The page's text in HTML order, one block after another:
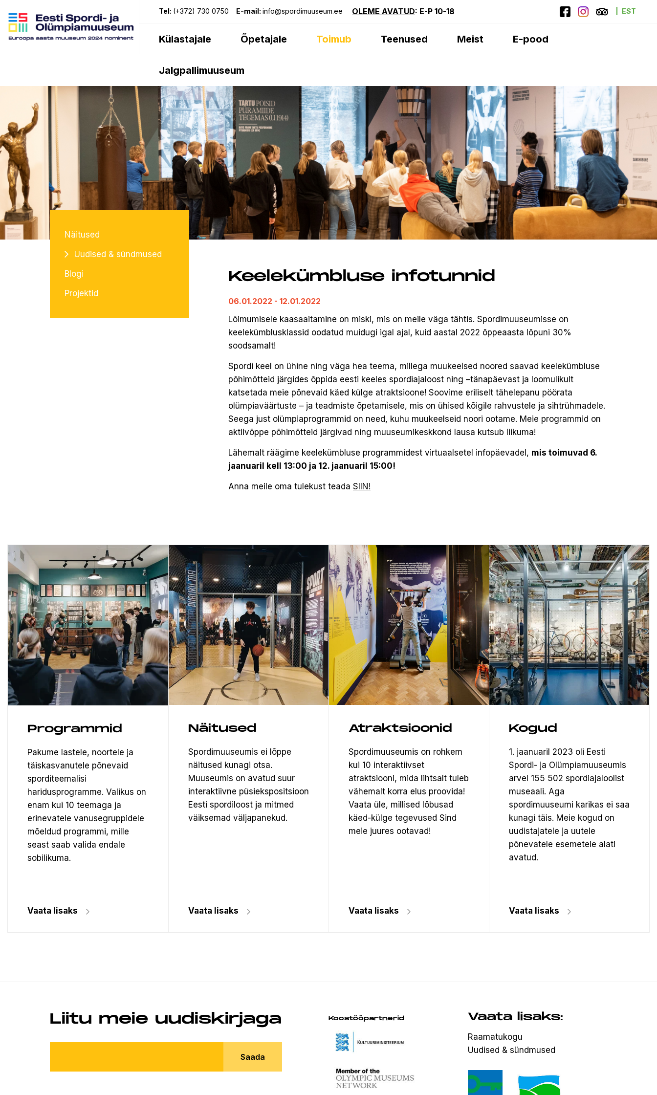
Tel: (+372) 730 0750 E-mail: info@spordimuuseum.ee OLEME AVATUD: E-P 10-18 EST
Külastajale Õpetajale Toimub Teenused Meist E-pood
Jalgpallimuuseum
Näitused
Uudised & sündmused
Blogi
Projektid
Keelekümbluse infotunnid
06.01.2022 - 12.01.2022
Lõimumisele kaasaaitamine on miski, mis on meile väga tähtis. Spordimuuseumisse on
keelekümblusklassid oodatud muidugi igal ajal, kuid aastal 2022 õppeaasta lõpuni 30%
soodsamalt!
Spordi keel on ühine ning väga hea teema, millega muukeelsed noored saavad keelekümbluse
põhimõtteid järgides õppida eesti keeles spordiajaloost ning –tänapäevast ja loomulikult
katsetada meie põnevaid käed külge atraktsioone! Soovime eriliselt tähelepanu pöörata
olümpiaväärtuste – ja teadmiste õpetamisele, mis on ühised kõigile rahvustele ja sihtrühmadele.
Seega just olümpiaprogrammid on need, kuhu muukeelseid noori ootame. Meie programmid on
aktiivõppe põhimõtteid järgivad ning muuseumikeskkond lausa kutsub liikuma!
Lähemalt räägime keelekümbluse programmidest virtuaalsetel infopäevadel, mis toimuvad 6.
jaanuaril kell 13:00 ja 12. jaanuaril 15:00!
Anna meile oma tulekust teada SIIN!
Programmid
Pakume lastele, noortele ja
täiskasvanutele põnevaid
sporditeemalisi
haridusprogramme. Valikus on
enam kui 10 teemaga ja
erinevatele vanusegruppidele
mõeldud programmi, mille
seast saab valida endale
sobilikuma.
Vaata lisaks
Näitused
Spordimuuseumis ei lõppe
näitused kunagi otsa.
Muuseumis on avatud suur
interaktiivne püsiekspositsioon
Eesti spordiloost ja mitmed
väiksemad väljapanekud.
Vaata lisaks
Atraktsioonid
Spordimuuseumis on rohkem
kui 10 interaktiivset
atraktsiooni, mida lihtsalt tuleb
vähemalt korra elus proovida!
Vaata üle, millised lõbusad
käed-külge tegevused Sind
meie juures ootavad!
Vaata lisaks
Kogud
1. jaanuaril 2023 oli Eesti
Spordi- ja Olümpiamuuseumis
arvel 155 502 spordiajaloolist
museaali. Aga
spordimuuseumi karikas ei saa
kunagi täis. Meie kogud on
uudistajatele ja uutele
põnevatele esemetele alati
avatud.
Vaata lisaks
Liitu meie uudiskirjaga
Saada
Koostööpartnerid Vaata lisaks:
Raamatukogu
Uudised & sündmused